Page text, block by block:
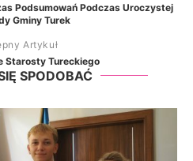
Podsumowań Podczas Uroczystej
Gminy Turek
Artykuł
Starosty Tureckiego
SPODOBAĆ